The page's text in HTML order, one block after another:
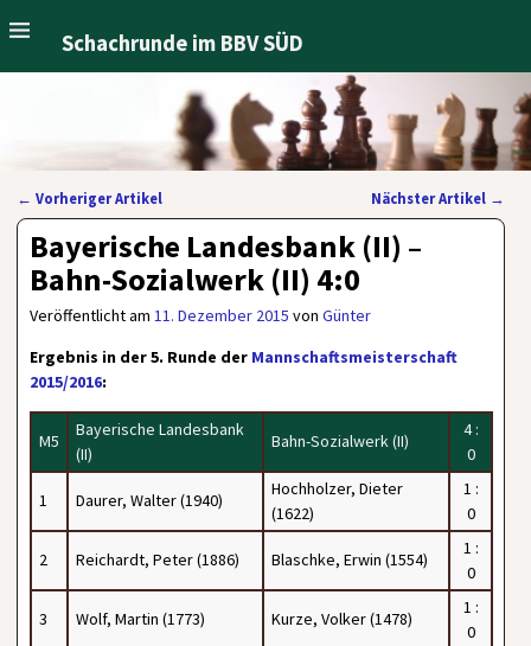
Schachrunde im BBV SÜD
Artikelnavigation
← Vorheriger Artikel Nächster Artikel →
Bayerische Landesbank (II) –
Bahn-Sozialwerk (II) 4:0
Veröffentlicht am11. Dezember 2015 vonGünter
Ergebnis in der 5. Runde der Mannschaftsmeisterschaft
2015/2016:
M5
Bayerische Landesbank
(II)
Bahn-Sozialwerk (II)
4 :
0
1 Daurer, Walter (1940)
Hochholzer, Dieter
(1622)
1 :
0
2 Reichardt, Peter (1886) Blaschke, Erwin (1554)
1 :
0
3 Wolf, Martin (1773) Kurze, Volker (1478)
1 :
0